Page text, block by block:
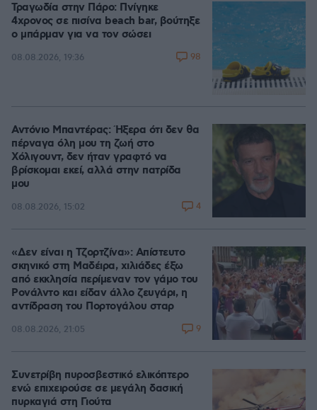
Τραγωδία στην Πάρο: Πνίγηκε
4χρονος σε πισίνα beach bar, βούτηξε
ο μπάρμαν για να τον σώσει
08.08.2026, 19:36 98
Αντόνιο Μπαντέρας: Ήξερα ότι δεν θα
πέρναγα όλη μου τη ζωή στο
Χόλιγουντ, δεν ήταν γραφτό να
βρίσκομαι εκεί, αλλά στην πατρίδα
μου
08.08.2026, 15:02 4
«Δεν είναι η Τζορτζίνα»: Απίστευτο
σκηνικό στη Μαδέιρα, χιλιάδες έξω
από εκκλησία περίμεναν τον γάμο του
Ρονάλντο και είδαν άλλο ζευγάρι, η
αντίδραση του Πορτογάλου σταρ
08.08.2026, 21:05 9
Συνετρίβη πυροσβεστικό ελικόπτερο
ενώ επιχειρούσε σε μεγάλη δασική
πυρκαγιά στη Γιούτα